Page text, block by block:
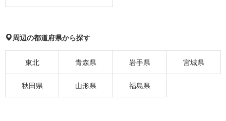
周辺の都道府県から探す
東北 青森県 岩手県 宮城県
秋田県 山形県 福島県